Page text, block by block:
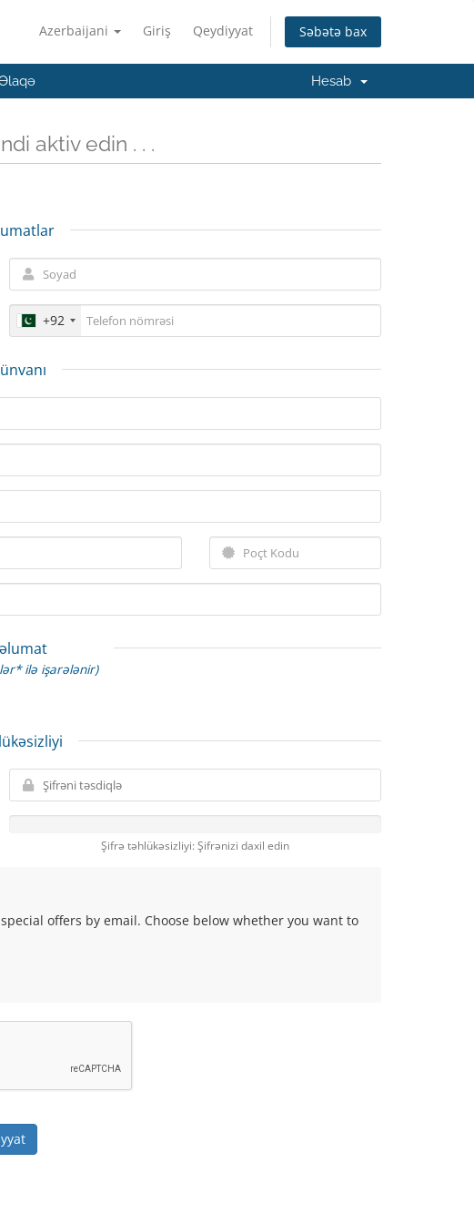
Azerbaijani Giriş Qeydiyyat Səbətə bax
Hesab
aktiv edin . . .
+92
ilə işarələnir)
Şifrə təhlükəsizliyi: Şifrənizi daxil edin
offers by email. Choose below whether you want to